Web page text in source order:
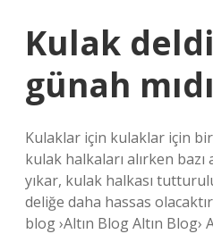
Kulak
günah
Kulaklar için kulaklar için
kulak halkaları alırken
yıkar, kulak halkası
deliğe daha hassas
blog ›Altın Blog Altın Blog›